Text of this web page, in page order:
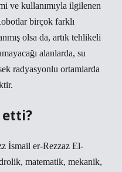
ve kullanımıyla ilgilenen
birçok farklı
olsa da, artık tehlikeli
alanlarda, su
radyasyonlu ortamlarda
İsmail er-Rezzaz El-
matematik, mekanik,